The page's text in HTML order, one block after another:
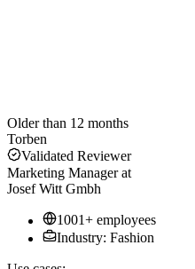
Older than 12 months
Torben
Validated Reviewer
Marketing Managerat
Josef Witt Gmbh
1001+ employees
Industry: Fashion